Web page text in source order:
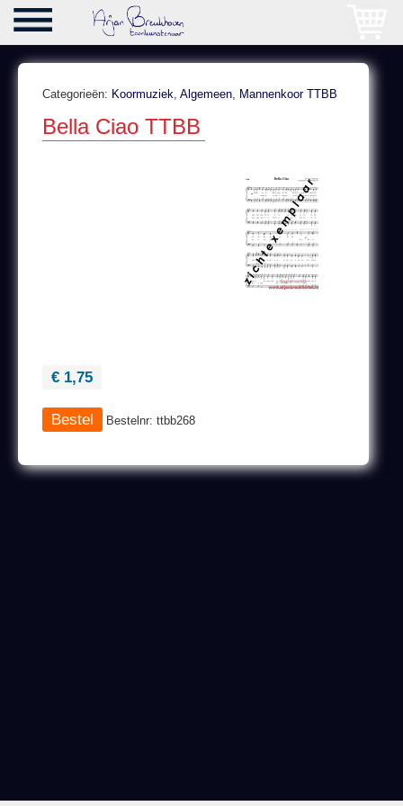
Categorieën: Koormuziek, Algemeen, Mannenkoor TTBB
Bella Ciao TTBB
€ 1,75
Bestelnr: ttbb268